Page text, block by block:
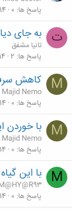
پاسخ ها 0
ت به جای
تانیا مشفق
پاسخ ها 2
M کاهش
Majid Nemo
پاسخ ها 0
M با خوردن
Majid Nemo
پاسخ ها 0
M با این
پاسخ ها 0